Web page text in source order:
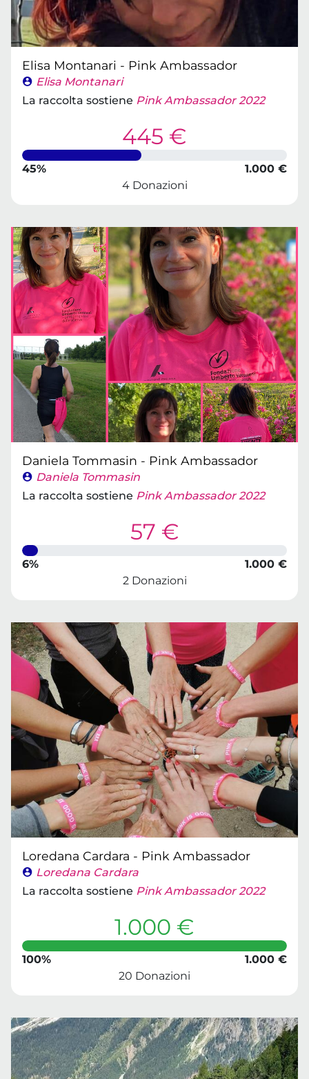
Elisa Montanari - Pink Ambassador
Elisa Montanari
La raccolta sostiene Pink Ambassador 2022
445 €
45%
1.000 €
4 Donazioni
Daniela Tommasin - Pink Ambassador
Daniela Tommasin
La raccolta sostiene Pink Ambassador 2022
57 €
6%
1.000 €
2 Donazioni
Loredana Cardara - Pink Ambassador
Loredana Cardara
La raccolta sostiene Pink Ambassador 2022
1.000 €
100%
1.000 €
20 Donazioni